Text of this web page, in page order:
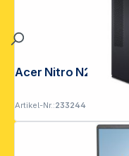
Artikel-Nr.:233244